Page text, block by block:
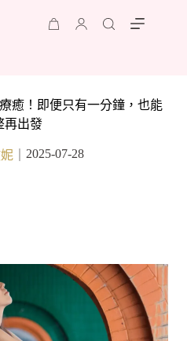
癒！即便只有一分鐘，也能
再出發
2025-07-28